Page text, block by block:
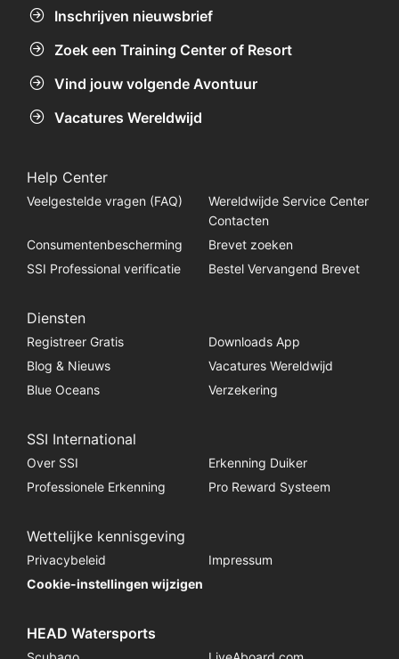
Inschrijven nieuwsbrief
Zoek een Training Center of Resort
Vind jouw volgende Avontuur
Vacatures Wereldwijd
Help Center
Veelgestelde vragen (FAQ)
Wereldwijde Service Center
Contacten
Consumentenbescherming
Brevet zoeken
SSI Professional verificatie
Bestel Vervangend Brevet
Diensten
Registreer Gratis
Downloads App
Blog & Nieuws
Vacatures Wereldwijd
Blue Oceans
Verzekering
SSI International
Over SSI
Erkenning Duiker
Professionele Erkenning
Pro Reward Systeem
Wettelijke kennisgeving
Privacybeleid
Impressum
Cookie-instellingen wijzigen
HEAD Watersports